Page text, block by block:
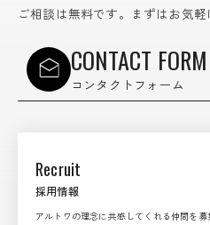
ご相談は無料です。まずはお気軽
CONTACT FORM
コンタクトフォーム
Recruit
採用情報
アルトワの理念に共感してくれる仲間を募